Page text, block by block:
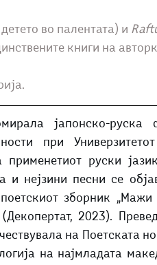
во палентата) и
книги на
јапонско-руска
при
руски
и нејзини песни се
зборник „Мажи
2023).
на Поетската
на најмладата